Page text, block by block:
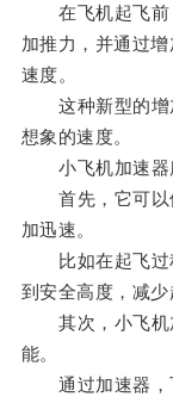
在飞机起飞前
加推力，并通过
速度。
这种新型的增
想象的速度。
小飞机加速器
首先，它可以
加迅速。
比如在起飞过
到安全高度，减少
其次，小飞机
能。
通过加速器，